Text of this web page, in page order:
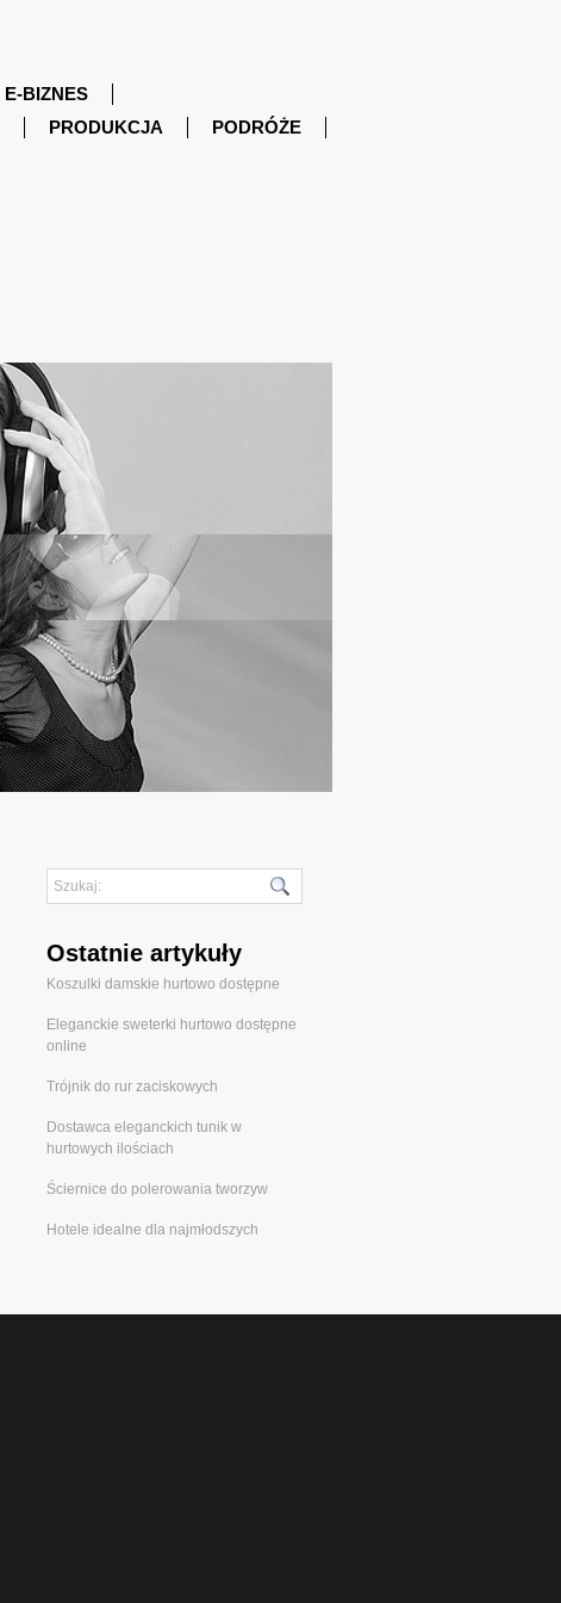
E-BIZNES
PRODUKCJA
PODRÓŻE
Ostatnie artykuły
Koszulki damskie hurtowo dostępne
Eleganckie sweterki hurtowo dostępne
online
Trójnik do rur zaciskowych
Dostawca eleganckich tunik w
hurtowych ilościach
Ściernice do polerowania tworzyw
Hotele idealne dla najmłodszych